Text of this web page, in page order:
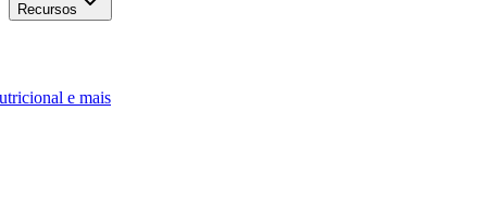
Recursos
e mais